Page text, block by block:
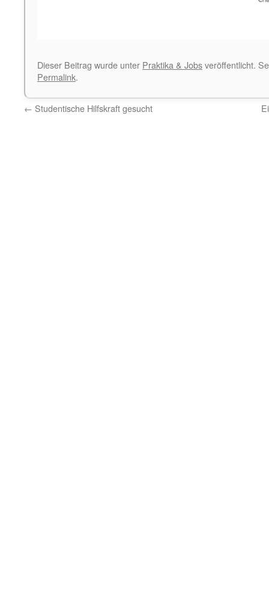
Dieser Beitrag wurde unter Praktika & Jobsveröffentlicht.
Permalink.
← Studentische Hilfskraft gesucht